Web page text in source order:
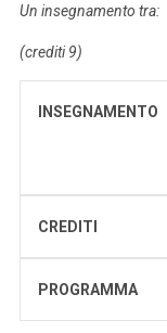
Un insegnamento tra:
(crediti 9)
INSEGNAMENTO
CREDITI
PROGRAMMA